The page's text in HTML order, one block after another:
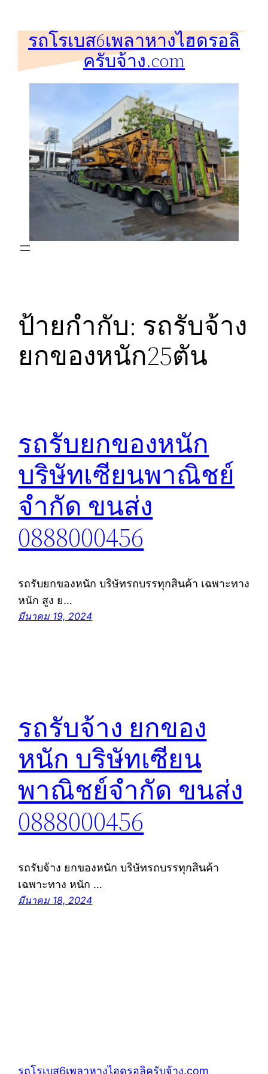
รถโรเบส6เพลาหางไฮดรอลิ
ครับจ้าง.com
ป้ายกำกับ: รถรับจ้าง
ยกของหนัก25ตัน
รถรับยกของหนัก
บริษัทเซียนพาณิชย์
จำกัด ขนส่ง
0888000456
รถรับยกของหนัก บริษัทรถบรรทุกสินค้า เฉพาะทาง
หนัก สูง ย…
มีนาคม 19, 2024
รถรับจ้าง ยกของ
หนัก บริษัทเซียน
พาณิชย์จำกัด ขนส่ง
0888000456
รถรับจ้าง ยกของหนัก บริษัทรถบรรทุกสินค้า
เฉพาะทาง หนัก …
มีนาคม 18, 2024
รถโรเบส6เพลาหางไฮดรอลิครับจ้าง.com